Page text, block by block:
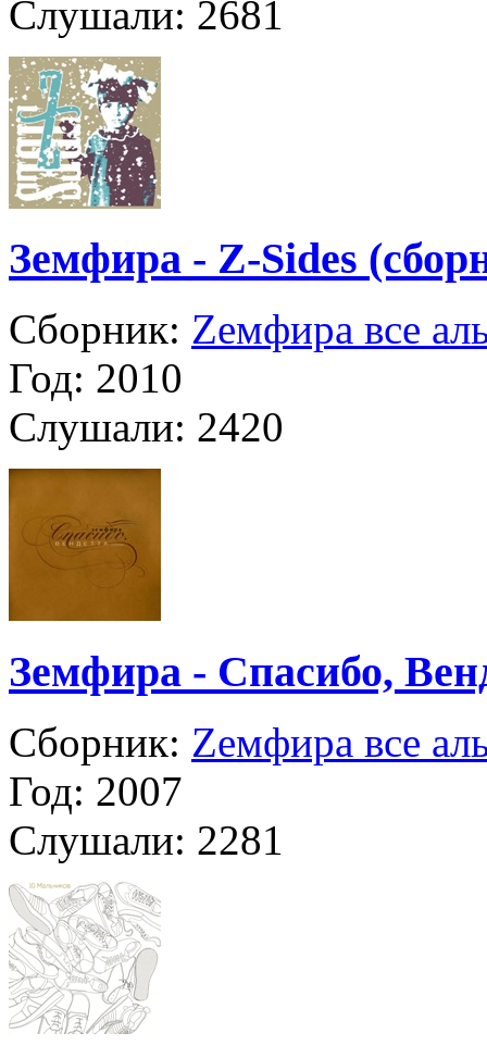
Слушали: 2681
Земфира - Z-Sides
Сборник: Zемфира все
Год: 2010
Слушали: 2420
Земфира - Спасибо,
Сборник: Zемфира все
Год: 2007
Слушали: 2281